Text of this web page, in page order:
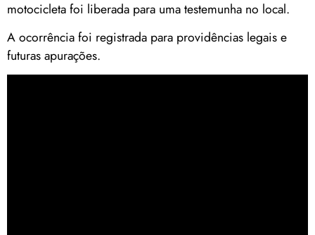
motocicleta foi liberada para uma testemunha no local.
A ocorrência foi registrada para providências legais e
futuras apurações.